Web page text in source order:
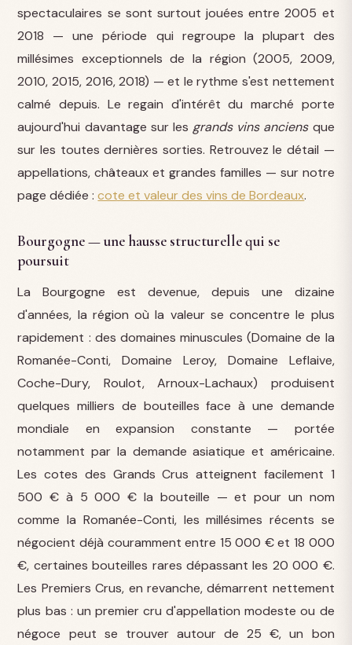
spectaculaires se sont surtout jouées entre 2005 et
2018 — une période qui regroupe la plupart des
millésimes exceptionnels de la région (2005, 2009,
2010, 2015, 2016, 2018) — et le rythme s'est nettement
calmé depuis. Le regain d'intérêt du marché porte
aujourd'hui davantage sur les grands vins anciensque
sur les toutes dernières sorties. Retrouvez le détail —
appellations, châteaux et grandes familles — sur notre
page dédiée :cote et valeur des vins de Bordeaux.
Bourgogne — une hausse structurelle qui se
poursuit
La Bourgogne est devenue, depuis une dizaine
d'années, la région où la valeur se concentre le plus
rapidement : des domaines minuscules (Domaine de la
Romanée-Conti, Domaine Leroy, Domaine Leflaive,
Coche-Dury, Roulot, Arnoux-Lachaux) produisent
quelques milliers de bouteilles face à une demande
mondiale en expansion constante — portée
notamment par la demande asiatique et américaine.
Les cotes des Grands Crus atteignent facilement 1
500 € à 5 000 € la bouteille — et pour un nom
comme la Romanée-Conti, les millésimes récents se
négocient déjà couramment entre 15 000 € et 18 000
€, certaines bouteilles rares dépassant les 20 000 €.
Les Premiers Crus, en revanche, démarrent nettement
plus bas : un premier cru d'appellation modeste ou de
négoce peut se trouver autour de 25 €, un bon